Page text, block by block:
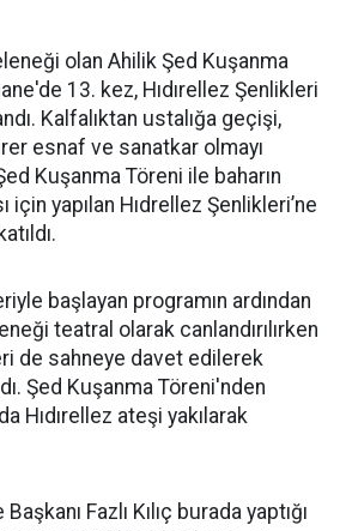
olan Ahilik Şed Kuşanma
13. kez, Hıdırellez Şenlikleri
Kalfalıktan ustalığa geçişi,
esnaf ve sanatkar olmayı
Kuşanma Töreni ile baharın
için yapılan Hıdrellez Şenlikleri’ne
başlayan programın ardından
teatral olarak canlandırılırken
de sahneye davet edilerek
Şed Kuşanma Töreni'nden
Hıdırellez ateşi yakılarak
Fazlı Kılıç burada yaptığı